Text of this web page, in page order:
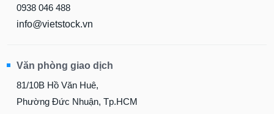
0938 046 488
info@vietstock.vn
Văn phòng giao dịch
81/10B Hồ Văn Huê,
Phường Đức Nhuận, Tp.HCM